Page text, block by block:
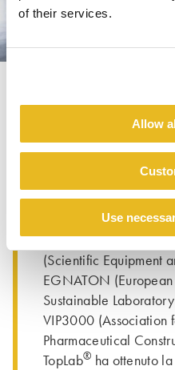
of their services.
Allow
Use
TopLab®offre
belle e durevoli in
certificata per
ambientale, in linea
Trespa International
(Scientific Equipment
EGNATON
Sustainable
VIP3000 (Association
Pharmaceutical
TopLab® ha ottenuto